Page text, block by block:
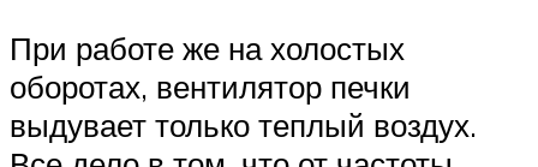
При работе же на холостых
оборотах, вентилятор печки
выдувает только теплый воздух.